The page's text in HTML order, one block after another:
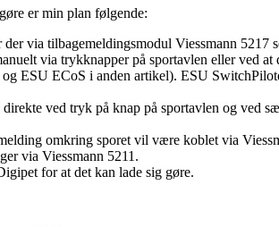
er min plan følgende:
der via tilbagemeldingsmodul Viessmann
via trykknapper på sportavlen eller ved
ESU ECoS i anden artikel). ESU
direkte ved tryk på knap på sportavlen og ved
omkring sporet vil være koblet via
via Viessmann 5211.
for at det kan lade sig gøre.